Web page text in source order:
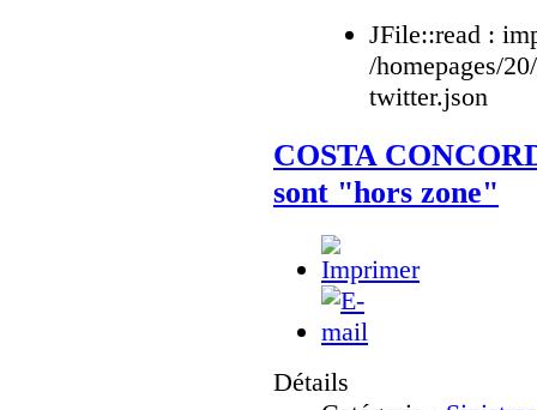
JFile::read :
/homepages/
twitter.json
COSTA
sont "hors zone"
Détails